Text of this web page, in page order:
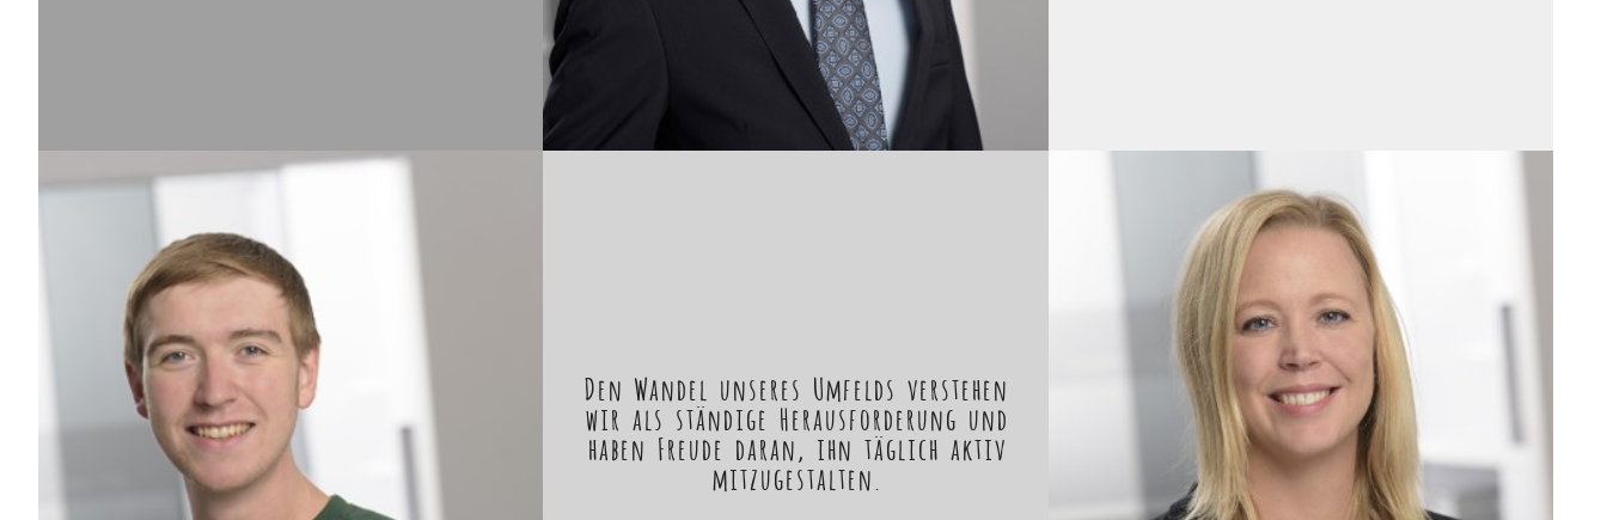
Den Wandel unseres Umfelds verstehen
wir als ständige Herausforderung und
haben Freude daran, ihn täglich aktiv
mitzugestalten.